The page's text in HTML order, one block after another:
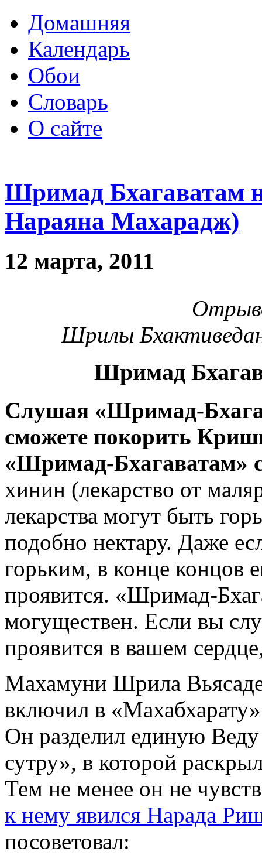
Домашняя
Календарь
Обои
Словарь
О сайте
Шримад Бхагаватам
Нараяна Махарадж)
12 марта, 2011
Шрилы
Шримад
Слушая «Шримад-
сможете покорить
«Шримад-Бхагаватам»
хинин (лекарство от
лекарства могут быть
подобно нектару. Даже
горьким, в конце концов
проявится. «Шримад-
могуществен. Если вы
проявится в вашем
Махамуни Шрила
включил в
Он разделил единую
сутру», в которой
Тем не менее он не
к нему явился Нарада
посоветовал: